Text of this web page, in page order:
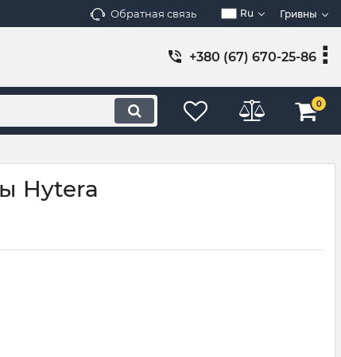
Обратная связь Ru Гривны
+380 (67) 670-25-86
0
Hytera